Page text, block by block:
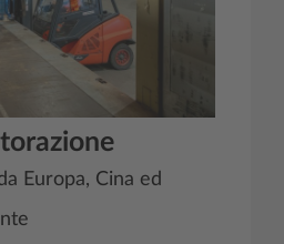
Europa, Cina ed